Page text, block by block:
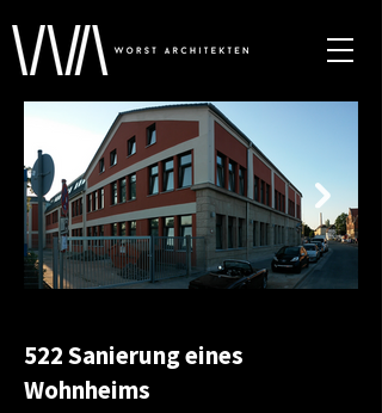
522 Sanierung eines
Wohnheims